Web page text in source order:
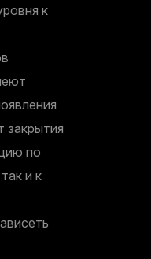
к
закрытия
по
и к